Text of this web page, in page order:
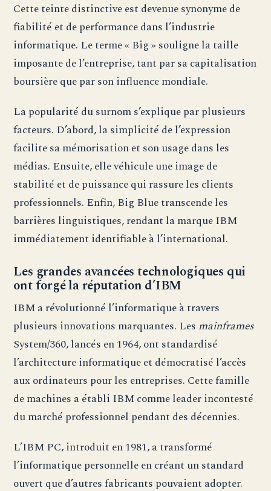
Cette teinte distinctive est devenue synonyme de
fiabilité et de performance dans l’industrie
informatique. Le terme « Big » souligne la taille
imposante de l’entreprise, tant par sa capitalisation
boursière que par son influence mondiale.
La popularité du surnom s’explique par plusieurs
facteurs. D’abord, la simplicité de l’expression
facilite sa mémorisation et son usage dans les
médias. Ensuite, elle véhicule une image de
stabilité et de puissance qui rassure les clients
professionnels. Enfin, Big Blue transcende les
barrières linguistiques, rendant la marque IBM
immédiatement identifiable à l’international.
Les grandes avancées technologiques qui
ont forgé la réputation d’IBM
IBM a révolutionné l’informatique à travers
plusieurs innovations marquantes. Les mainframes
System/360, lancés en 1964, ont standardisé
l’architecture informatique et démocratisé l’accès
aux ordinateurs pour les entreprises. Cette famille
de machines a établi IBM comme leader incontesté
du marché professionnel pendant des décennies.
L’IBM PC, introduit en 1981, a transformé
l’informatique personnelle en créant un standard
ouvert que d’autres fabricants pouvaient adopter.